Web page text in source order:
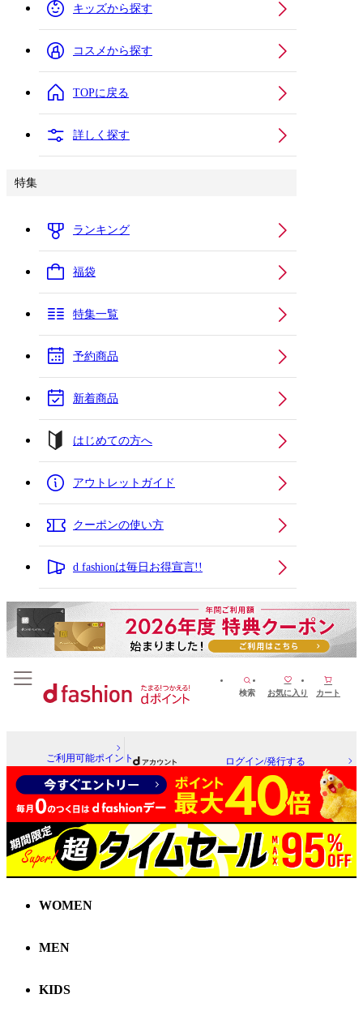
キッズから探す
コスメから探す
TOPに戻る
詳しく探す
特集
ランキング
福袋
特集一覧
予約商品
新着商品
はじめての方へ
アウトレットガイド
クーポンの使い方
d fashionは毎日お得宣言!!
検索 お気に入り カート
ご利用可能ポイント ログイン/発行する
WOMEN
MEN
KIDS